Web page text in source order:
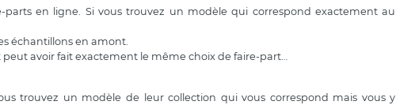
parts en ligne. Si vous trouvez un modèle qui correspond exactement au
échantillons en amont.
avoir fait exactement le même choix de faire-part…
trouvez un modèle de leur collection qui vous correspond mais vous y